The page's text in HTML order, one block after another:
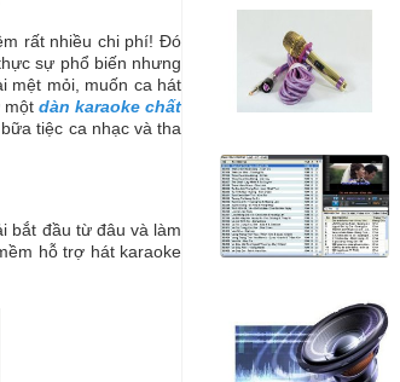
rất nhiều chi phí! Đó
sự phổ biến nhưng
mệt mỏi, muốn ca hát
một dàn karaoke chất
tiệc ca nhạc và tha
bắt đầu từ đâu và làm
hỗ trợ hát karaoke